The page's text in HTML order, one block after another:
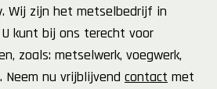
Wij zijn het metselbedrijf in
kunt bij ons terecht voor
zoals: metselwerk, voegwerk,
Neem nu vrijblijvend contact met